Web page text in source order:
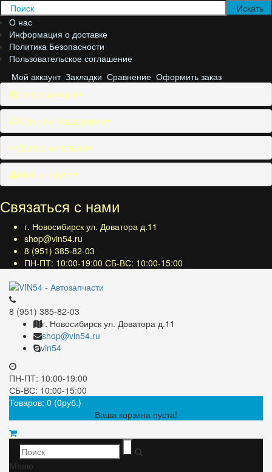
О нас
Информация о доставке
Политика Безопасности
Пользовательское соглашение
Мой аккаунт Закладки Сравнение Оформить заказ
Информация
Служба поддержки
Дополнительно
Мой аккаунт
Связаться с нами
г. Новосибирск ул. Доватора д.11
shop@vin54.ru
8 (951) 385-82-03
ПН-ПТ: 10:00-19:00 СБ-ВС: 10:00-15:00
8 (951) 385-82-03
г. Новосибирск ул. Доватора д.11
shop@vin54.ru
vin54
ПН-ПТ: 10:00-19:00
СБ-ВС: 10:00-15:00
Товаров: 0 (0руб.)
Ваша корзина пуста!
Меню